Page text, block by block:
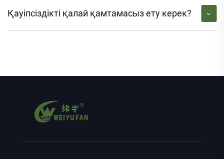
Қауіпсіздікті қалай қамтамасыз ету керек?